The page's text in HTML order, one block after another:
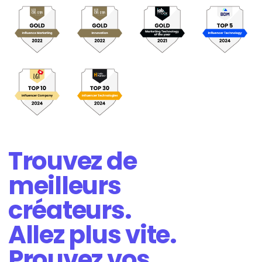
Trouvez de
meilleurs
créateurs.
Allez plus vite.